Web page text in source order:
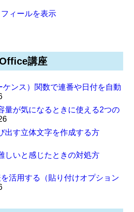
ィールを表示
講座
ンス）関数で連番や日付を自動
量が気になるときに使える2つの
出す立体文字を作成する方
しいと感じたときの対処方
活用する（貼り付けオプション